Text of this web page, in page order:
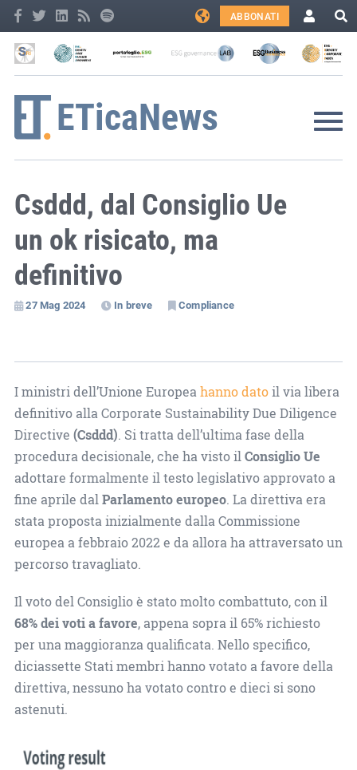
ABBONATI
Csddd, dal Consiglio Ue
un ok risicato, ma
definitivo
27 Mag 2024 In breve Compliance
I ministri dell’Unione Europeahanno datoil via libera
definitivo alla Corporate Sustainability Due Diligence
Directive (Csddd). Si tratta dell’ultima fase della
procedura decisionale, che ha visto ilConsiglio Ue
adottare formalmente il testo legislativo approvato a
fine aprile dalParlamento europeo. La direttiva era
stata proposta inizialmente dalla Commissione
europea a febbraio 2022 e da allora ha attraversato un
percorso travagliato.
Il voto del Consiglio è stato molto combattuto, con il
68% dei voti a favore, appena sopra il 65% richiesto
per una maggioranza qualificata. Nello specifico,
diciassette Stati membri hanno votato a favore della
direttiva, nessuno ha votato contro e dieci si sono
astenuti.